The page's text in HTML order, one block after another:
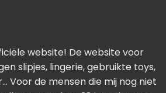
website! De website voor
slipjes, lingerie, gebruikte toys,
Voor de mensen die mij nog niet